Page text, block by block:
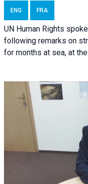
ENG FRA
UN Human Rights
following remarks on
for months at sea, at